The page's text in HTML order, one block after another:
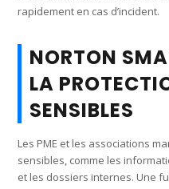
rapidement en cas d’incident.
NORTON
LA
SENSIBLES
Les PME et les associations
sensibles, comme les
et les dossiers internes. Une